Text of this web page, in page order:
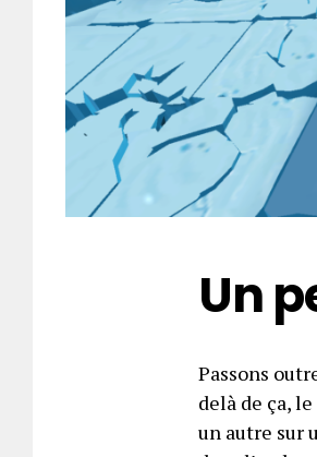
Un
Passons
delà de ça,
un autre sur